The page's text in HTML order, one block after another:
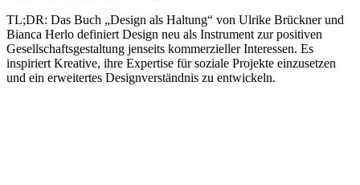
TL;DR: Das Buch „Design als Haltung“ von Ulrike Brückner und
Bianca Herlo definiert Design neu als Instrument zur positiven
Gesellschaftsgestaltung jenseits kommerzieller Interessen. Es
inspiriert Kreative, ihre Expertise für soziale Projekte einzusetzen
und ein erweitertes Designverständnis zu entwickeln.